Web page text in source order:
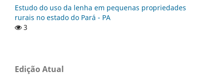
Estudo do uso da lenha em pequenas propriedades
rurais no estado do Pará - PA
3
Edição Atual